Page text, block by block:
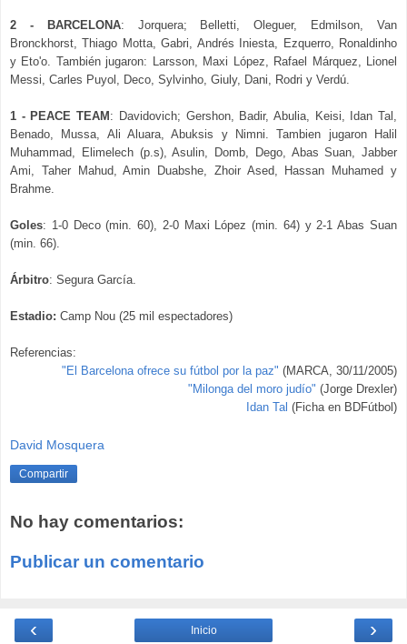
2 - BARCELONA: Jorquera; Belletti, Oleguer, Edmilson, Van
Bronckhorst, Thiago Motta, Gabri, Andrés Iniesta, Ezquerro, Ronaldinho
y Eto'o. También jugaron: Larsson, Maxi López, Rafael Márquez, Lionel
Messi, Carles Puyol, Deco, Sylvinho, Giuly, Dani, Rodri y Verdú.
1 - PEACE TEAM : Davidovich; Gershon, Badir, Abulia, Keisi, Idan Tal,
Benado, Mussa, Ali Aluara, Abuksis y Nimni. Tambien jugaron Halil
Muhammad, Elimelech (p.s), Asulin, Domb, Dego, Abas Suan, Jabber
Ami, Taher Mahud, Amin Duabshe, Zhoir Ased, Hassan Muhamed y
Brahme.
Goles: 1-0 Deco (min. 60), 2-0 Maxi López (min. 64) y 2-1 Abas Suan
(min. 66).
Árbitro: Segura García.
Estadio: Camp Nou (25 mil espectadores)
Referencias:
"El Barcelona ofrece su fútbol por la paz" (MARCA, 30/11/2005)
"Milonga del moro judío" (Jorge Drexler)
Idan Tal (Ficha en BDFútbol)
David Mosquera
Compartir
No hay comentarios:
Publicar un comentario
‹ ›
Inicio